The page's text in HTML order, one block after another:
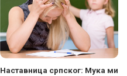
Наставница српског: Мука ми